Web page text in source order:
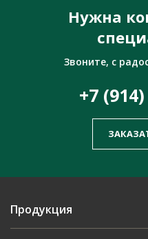
Нужна
Звоните, с
+7
Продукция